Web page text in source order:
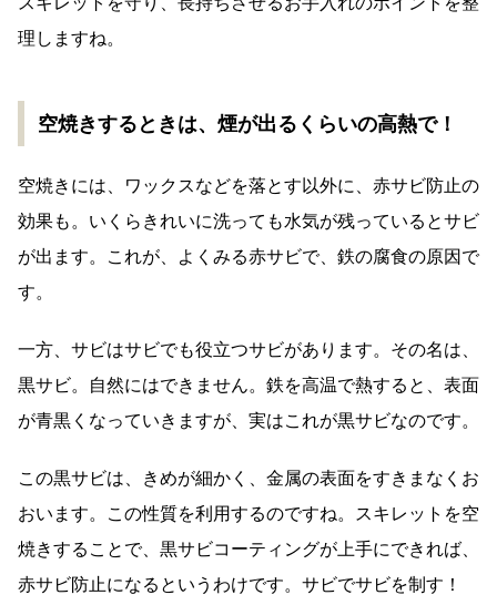
理しますね。
空焼きするときは、煙が出るくらいの高熱で！
空焼きには、ワックスなどを落とす以外に、赤サビ防止の
効果も。いくらきれいに洗っても水気が残っているとサビ
が出ます。これが、よくみる赤サビで、鉄の腐食の原因で
す。
一方、サビはサビでも役立つサビがあります。その名は、
黒サビ。自然にはできません。鉄を高温で熱すると、表面
が青黒くなっていきますが、実はこれが黒サビなのです。
この黒サビは、きめが細かく、金属の表面をすきまなくお
おいます。この性質を利用するのですね。スキレットを空
焼きすることで、黒サビコーティングが上手にできれば、
赤サビ防止になるというわけです。サビでサビを制す！